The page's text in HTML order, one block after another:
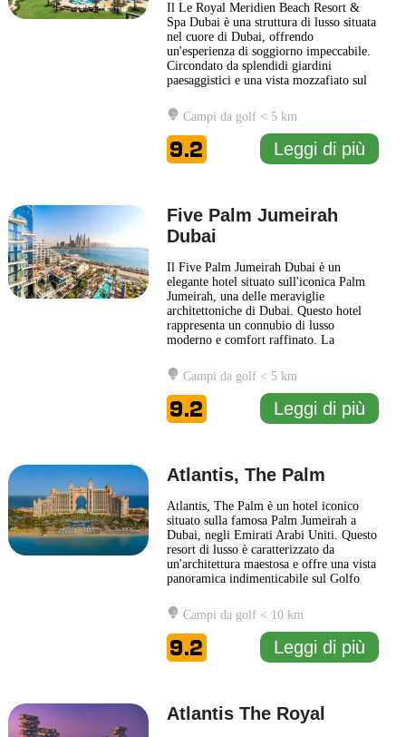
Il Le Royal Meridien Beach Resort &
Spa Dubai è una struttura di lusso situata
nel cuore di Dubai, offrendo
un'esperienza di soggiorno impeccabile.
Circondato da splendidi giardini
paesaggistici e una vista mozzafiato sul
ideale per chi cerca relax e comfort
durante la propria visita. Gli ospiti
possono approfittare di una vasta gamma
di servizi, tra cui piscine... Leggi di più
Campi da golf < 5 km
9.2 Leggi di più
Five Palm Jumeirah
Dubai
Il Five Palm Jumeirah Dubai è un
elegante hotel situato sull'iconica Palm
Jumeirah, una delle meraviglie
architettoniche di Dubai. Questo hotel
rappresenta un connubio di lusso
moderno e comfort raffinato. La
contemporaneo che riflette l’eleganza
degli Emirati, con viste spettacolari sul
Golfo Persico. Gli ospiti possono godere
di una vasta gamma di servizi ... Leggi di
più
Campi da golf < 5 km
9.2 Leggi di più
Atlantis, The Palm
Atlantis, The Palm è un hotel iconico
situato sulla famosa Palm Jumeirah a
Dubai, negli Emirati Arabi Uniti. Questo
resort di lusso è caratterizzato da
un'architettura maestosa e offre una vista
panoramica indimenticabile sul Golfo
parco acquatico Aquaventure, che vanta
numerose attrazioni e scivoli per una
giornata all’insegna del divertimento.
Inoltre, gli ospiti
... Leggi di più
Campi da golf < 10 km
9.2 Leggi di più
Atlantis The Royal